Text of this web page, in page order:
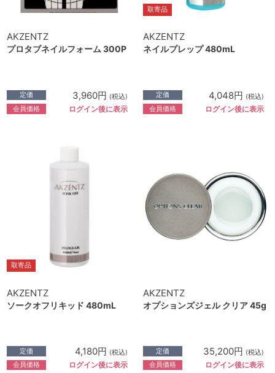
AKZENTZ
プロタブネイルフォーム 300P
定価 3,960円 (税込)
会員価格 ログイン後に表示
取寄品
AKZENTZ
ネイルプレップ 480mL
定価 4,048円 (税込)
会員価格 ログイン後に表示
取寄品
AKZENTZ
ソークオフリキッド 480mL
定価 4,180円 (税込)
会員価格 ログイン後に表示
AKZENTZ
オプションズジェル クリア 45g
定価 35,200円 (税込)
会員価格 ログイン後に表示